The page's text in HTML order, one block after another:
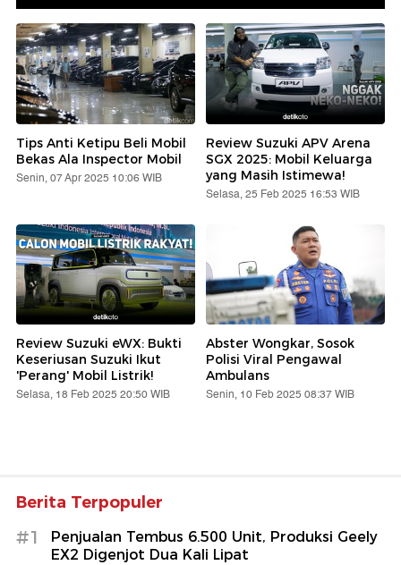
Tips Anti Ketipu Beli Mobil
Bekas Ala Inspector Mobil
Senin, 07 Apr 2025 10:06 WIB
Review Suzuki APV Arena
SGX 2025: Mobil Keluarga
yang Masih Istimewa!
Selasa, 25 Feb 2025 16:53 WIB
Review Suzuki eWX: Bukti
Keseriusan Suzuki Ikut
'Perang' Mobil Listrik!
Selasa, 18 Feb 2025 20:50 WIB
Abster Wongkar, Sosok
Polisi Viral Pengawal
Ambulans
Senin, 10 Feb 2025 08:37 WIB
Berita Terpopuler
#1
Penjualan Tembus 6.500 Unit, Produksi Geely
EX2 Digenjot Dua Kali Lipat